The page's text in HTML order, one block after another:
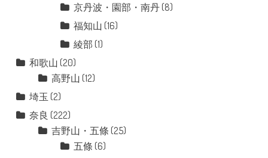
京丹波・園部・南丹(8)
福知山 (16)
綾部 (1)
和歌山 (20)
高野山 (12)
埼玉 (2)
奈良 (222)
吉野山・五條 (25)
五條 (6)